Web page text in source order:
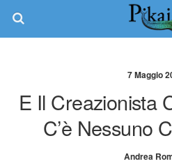
7 Maggio
E Il Creazionista
C’è Nessuno
Andrea